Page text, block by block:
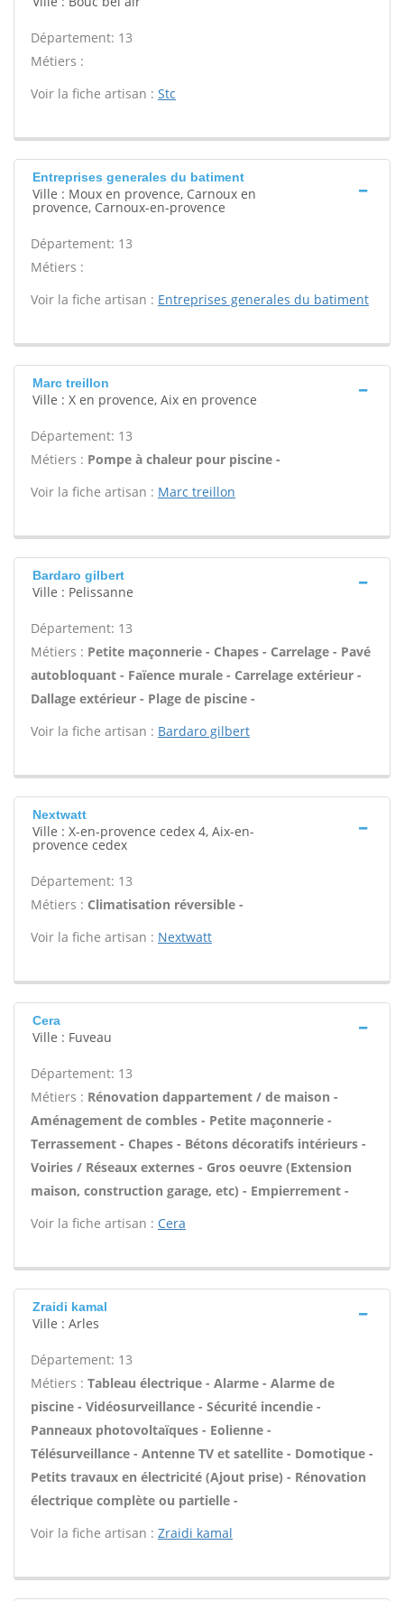
Département: 13
Métiers :
Voir la fiche artisan : Stc
Entreprises generales du batiment
Ville : Moux en provence, Carnoux en
provence, Carnoux-en-provence
Département: 13
Métiers :
Voir la fiche artisan : Entreprises generales du batiment
Marc treillon
Ville : X en provence, Aix en provence
Département: 13
Métiers : Pompe à chaleur pour piscine -
Voir la fiche artisan : Marc treillon
Bardaro gilbert
Ville : Pelissanne
Département: 13
Métiers : Petite maçonnerie - Chapes - Carrelage - Pavé
autobloquant - Faïence murale - Carrelage extérieur -
Dallage extérieur - Plage de piscine -
Voir la fiche artisan : Bardaro gilbert
Nextwatt
Ville : X-en-provence cedex 4, Aix-en-
provence cedex
Département: 13
Métiers : Climatisation réversible -
Voir la fiche artisan : Nextwatt
Cera
Ville : Fuveau
Département: 13
Métiers : Rénovation dappartement / de maison -
Aménagement de combles - Petite maçonnerie -
Terrassement - Chapes - Bétons décoratifs intérieurs -
Voiries / Réseaux externes - Gros oeuvre (Extension
maison, construction garage, etc) - Empierrement -
Voir la fiche artisan : Cera
Zraidi kamal
Ville : Arles
Département: 13
Métiers : Tableau électrique - Alarme - Alarme de
piscine - Vidéosurveillance - Sécurité incendie -
Panneaux photovoltaïques - Eolienne -
Télésurveillance - Antenne TV et satellite - Domotique -
Petits travaux en électricité (Ajout prise) - Rénovation
électrique complète ou partielle -
Voir la fiche artisan : Zraidi kamal